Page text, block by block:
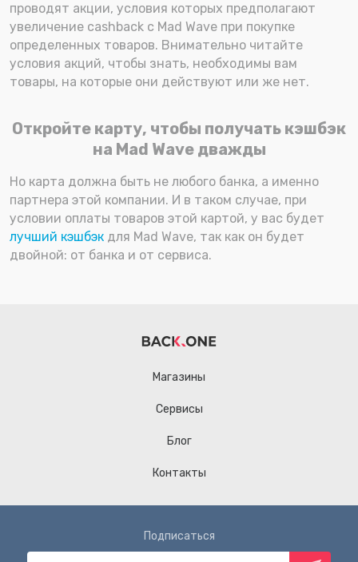
проводят акции, условия которых предполагают
увеличение cashback с Mad Wave при покупке
определенных товаров. Внимательно читайте
условия акций, чтобы знать, необходимы вам
товары, на которые они действуют или же нет.
Откройте карту, чтобы получать кэшбэк
на Mad Wave дважды
Но карта должна быть не любого банка, а именно
партнера этой компании. И в таком случае, при
условии оплаты товаров этой картой, у вас будет
лучший кэшбэк для Mad Wave, так как он будет
двойной: от банка и от сервиса.
Магазины
Сервисы
Блог
Контакты
Подписаться